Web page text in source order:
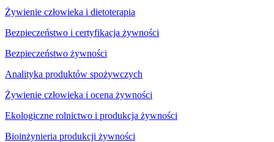
Żywienie człowieka i dietoterapia
Bezpieczeństwo i certyfikacja żywności
Bezpieczeństwo żywności
Analityka produktów spożywczych
Żywienie człowieka i ocena żywności
Ekologiczne rolnictwo i produkcja żywności
Bioinżynieria produkcji żywności